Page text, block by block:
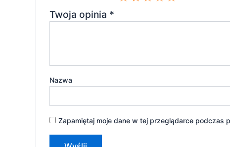
Twoja opinia *
Nazwa
Zapamiętaj moje dane w tej przeglądarce podczas